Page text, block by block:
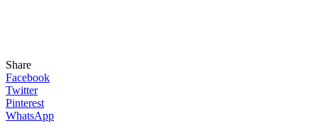
Share
Facebook
Twitter
Pinterest
WhatsApp